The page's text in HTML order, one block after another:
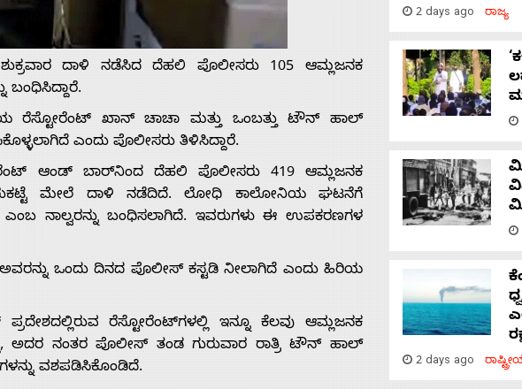
ದಾಳಿ ನಡೆಸಿದ ದೆಹಲಿ ಪೊಲೀಸರು 105 ಆಮ್ಲಜನಕ
ಬಂಧಿಸಿದ್ದಾರೆ.
ರೆಸ್ಟೋರೆಂಟ್ ಖಾನ್ ಚಾಚಾ ಮತ್ತು ಒಂಬತ್ತು ಟೌನ್ ಹಾಲ್
ಎಂದು ಪೊಲೀಸರು ತಿಳಿಸಿದ್ದಾರೆ.
ಆಂಡ್‌ ಬಾರ್‌ನಿಂದ ದೆಹಲಿ ಪೊಲೀಸರು 419 ಆಮ್ಲಜನಕ
ಮೇಲೆ ದಾಳಿ ನಡೆದಿದೆ. ಲೋಧಿ ಕಾಲೋನಿಯ ಘಟನೆಗೆ
ನಾಲ್ವರನ್ನು ಬಂಧಿಸಲಾಗಿದೆ. ಇವರುಗಳು ಈ ಉಪಕರಣಗಳ
ಒಂದು ದಿನದ ಪೊಲೀಸ್ ಕಸ್ಟಡಿ ನೀಲಾಗಿದೆ ಎಂದು ಹಿರಿಯ
ರೆಸ್ಟೋರೆಂಟ್‌ಗಳಲ್ಲಿ ಇನ್ನೂ ಕೆಲವು ಆಮ್ಲಜನಕ
ಅದರ ನಂತರ ಪೊಲೀಸ್ ತಂಡ ಗುರುವಾರ ರಾತ್ರಿ ಟೌನ್ ಹಾಲ್
ವಶಪಡಿಸಿಕೊಂಡಿದೆ.
2 days ago ರಾಜ್ಯ
2 days ago